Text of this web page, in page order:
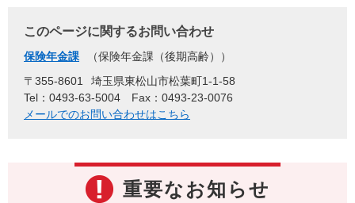
このページに関するお問い合わせ
保険年金課
保険年金課（後期高齢）
〒355-8601
埼玉県東松山市松葉町1-1-58
Tel：0493-63-5004
Fax：0493-23-0076
メールでのお問い合わせはこちら
重要なお知らせ